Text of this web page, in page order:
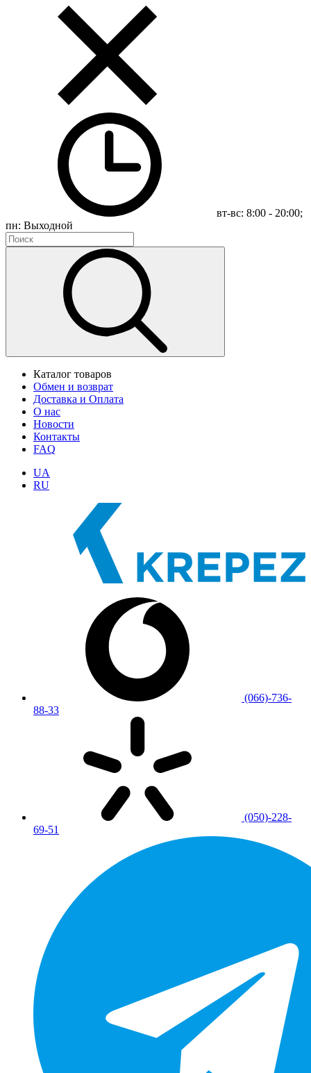
вт-вс: 8:00 - 20:00;
пн: Выходной
Каталог товаров
Обмен и возврат
Доставка и Оплата
О нас
Новости
Контакты
FAQ
UA
RU
(066)-736-
88-33
(050)-228-
69-51